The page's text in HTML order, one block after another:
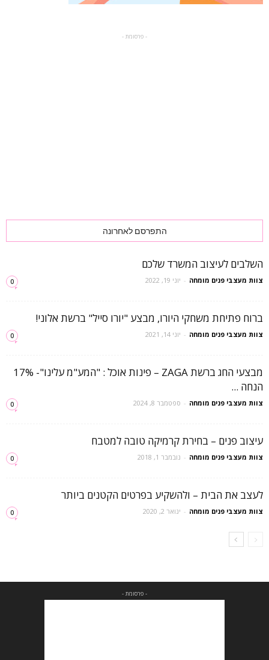
- פרסומת -
התפרסם לאחרונה
השלבים לעיצוב המשרד שלכם
צוות מעצבי פנים מומחה - יוני 19, 2022 0
ברוח פתיחת משחקי היורו, מבצע "יורו סייל" ברשת אלוני!
צוות מעצבי פנים מומחה - יוני 14, 2021 0
מבצעי החג ברשת ZAGA – פינות אוכל : "המע"מ עלינו"- 17%
הנחה ...
צוות מעצבי פנים מומחה - ספטמבר 8, 2024 0
עיצוב פנים – בחירת קרמיקה טובה למטבח
צוות מעצבי פנים מומחה - נובמבר 1, 2018 0
לעצב את הבית – ולהשקיע בפרטים הקטנים ביותר
צוות מעצבי פנים מומחה - ינואר 2, 2020 0
- פרסומת -